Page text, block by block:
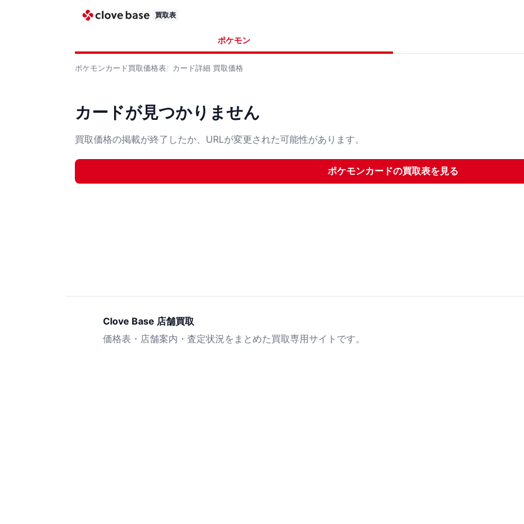
買取表
ポケモン
ポケモンカード買取価格表 カード詳細 買取価格
カードが見つかりません
買取価格の掲載が終了したか、URLが変更された可能性があります。
ポケモンカードの買取表を見る
Clove Base 店舗買取
価格表・店舗案内・査定状況をまとめた買取専用サイトです。